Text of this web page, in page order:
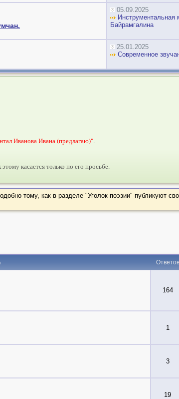
05.09.2025
Инструментальная
Байрамгалина
25.01.2025
Современное
Иванова Ивана (предлагаю)".
касается только по его просьбе.
тому, как в разделе "Уголок поэзии" публикуют
Ответов
164
1
3
19